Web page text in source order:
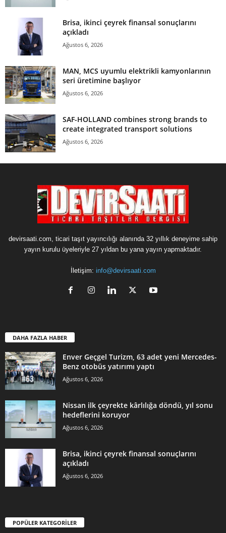
Brisa, ikinci çeyrek finansal sonuçlarını
açıkladı
Ağustos 6, 2026
MAN, MCS uyumlu elektrikli kamyonlarının
seri üretimine başlıyor
Ağustos 6, 2026
SAF-HOLLAND combines strong brands to
create integrated transport solutions
Ağustos 6, 2026
devirsaati.com, ticari taşıt yayıncılığı alanında 32 yıllık deneyime sahip
yayın kurulu üyeleriyle 27 yıldan bu yana yayın yapmaktadır.
İletişim: info@devirsaati.com
DAHA FAZLA HABER
Enver Geçgel Turizm, 63 adet yeni Mercedes-
Benz otobüs yatırımı yaptı
Ağustos 6, 2026
Nissan ilk çeyrekte kârlılığa döndü, yıl sonu
hedeflerini koruyor
Ağustos 6, 2026
Brisa, ikinci çeyrek finansal sonuçlarını
açıkladı
Ağustos 6, 2026
POPÜLER KATEGORİLER